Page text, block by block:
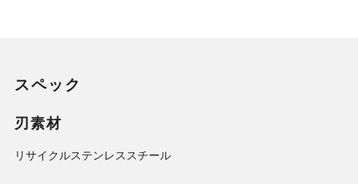
スペック
刃素材
リサイクルステンレススチール